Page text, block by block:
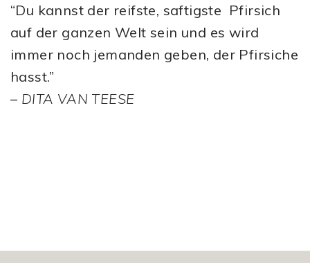
“Du kannst der reifste, saftigste Pfirsich
auf der ganzen Welt sein und es wird
immer noch jemanden geben, der Pfirsiche
hasst.”
– DITA VAN TEESE